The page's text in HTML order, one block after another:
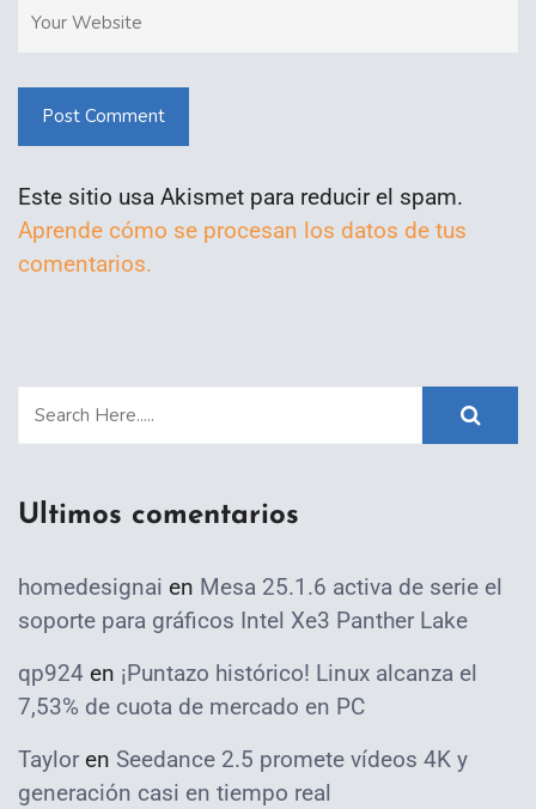
Post Comment
Este sitio usa Akismet para reducir el spam.
Aprende cómo se procesan los datos de tus
comentarios.
Ultimos comentarios
homedesignai en Mesa 25.1.6 activa de serie el
soporte para gráficos Intel Xe3 Panther Lake
qp924 en ¡Puntazo histórico! Linux alcanza el
7,53% de cuota de mercado en PC
Taylor en Seedance 2.5 promete vídeos 4K y
generación casi en tiempo real